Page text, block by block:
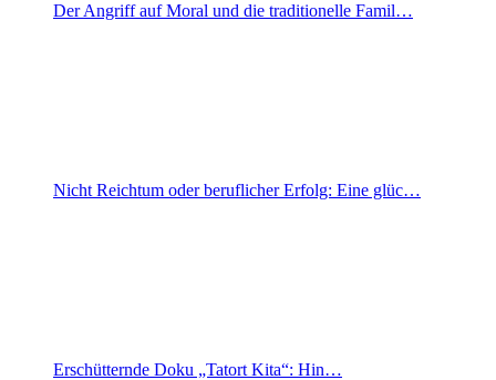
Der Angriff auf Moral und die traditionelle Famil…
Nicht Reichtum oder beruflicher Erfolg: Eine glüc…
Erschütternde Doku „Tatort Kita“: Hin…